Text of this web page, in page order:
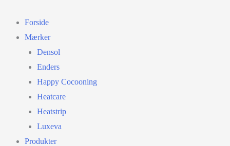
indholdet
Forside
Mærker
Densol
Enders
Happy Cocooning
Heatcare
Heatstrip
Luxeva
Produkter